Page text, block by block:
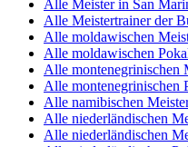
Alle Meister in San
Alle Meistertrainer der
Alle moldawischen
Alle moldawischen
Alle montenegrinischen
Alle montenegrinischen
Alle namibischen
Alle niederländischen
Alle niederländischen